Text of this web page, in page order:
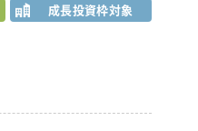
成長投資枠対象